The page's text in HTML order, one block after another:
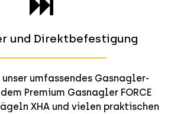
und Direktbefestigung
unser umfassendes Gasnagler-
Premium Gasnagler FORCE
XHA und vielen praktischen